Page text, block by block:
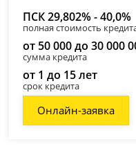
ПСК 29,802% - 40,0%
полная стоимость
от 50 000 до 30 000
сумма кредита
от 1 до 15 лет
срок кредита
Онлайн-заявка